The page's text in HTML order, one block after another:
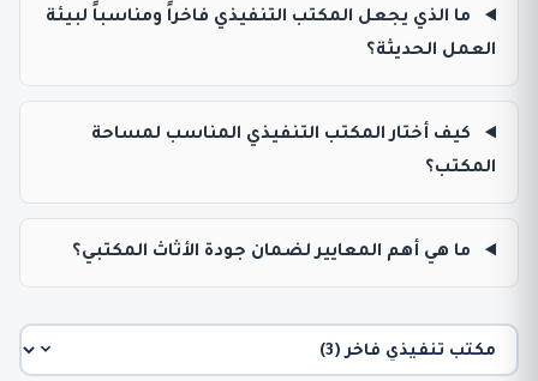
ما الذي يجعل المكتب التنفيذي فاخراً ومناسباً لبيئة
العمل الحديثة؟
كيف أختار المكتب التنفيذي المناسب لمساحة
المكتب؟
ما هي أهم المعايير لضمان جودة الأثاث المكتبي؟